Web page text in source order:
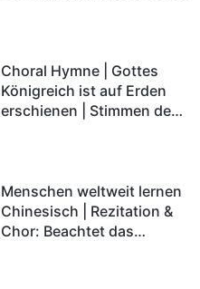
Choral Hymne | Gottes
Königreich ist auf Erden
erschienen | Stimmen des
Menschen weltweit lernen
Chinesisch | Rezitation &
Chor: Beachtet das